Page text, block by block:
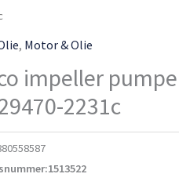
, Motor & Olie
impeller
2231c